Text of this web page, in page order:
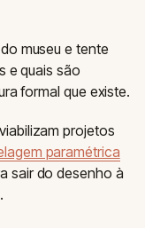
museu e tente
e quais são
formal que existe.
projetos
paramétrica
sair do desenho à